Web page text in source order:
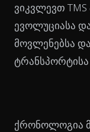
ვიკვლევთ
ევოლუციასა
მოვლენებსა
ქრონოლოგია